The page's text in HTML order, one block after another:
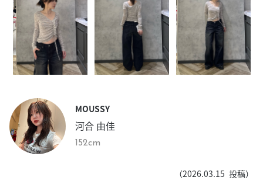
MOUSSY
河合 由佳
152cm
（2026.03.15 投稿）